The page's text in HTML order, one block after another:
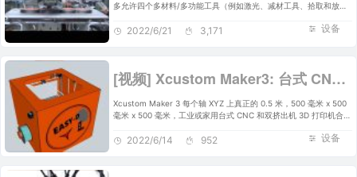
多允许四个多材料/多功能工具（例如激光、减材工具、拾取和放
印期间使用。
设备
2022/6/21 3,171
[视频] Xcustom Maker3: 台式 CNC 和双挤出机3D打印机
Xcustom Maker 3 每个轴 XYZ 上真正的 0.5 米，500 毫米 x 500
毫米 x 500 毫米，工业或家用台式 CNC 和双挤出机 3D 打印机合二
设备
2022/6/14 952